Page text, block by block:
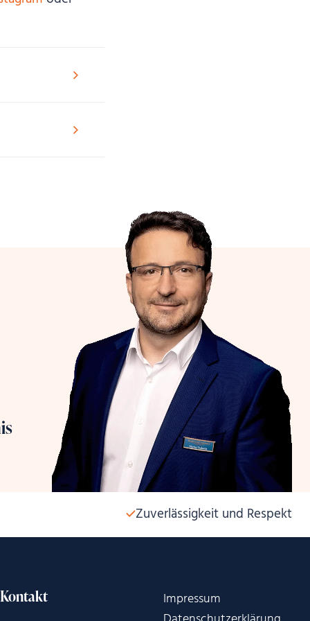
Zuverlässigkeit und Respekt
Kontakt
Impressum